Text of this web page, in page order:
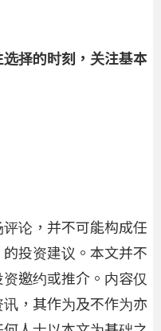
择的时刻，关注基本
论，并不可能构成任
投资建议。本文并不
邀约或推介。内容仅
，其作为及不作为亦